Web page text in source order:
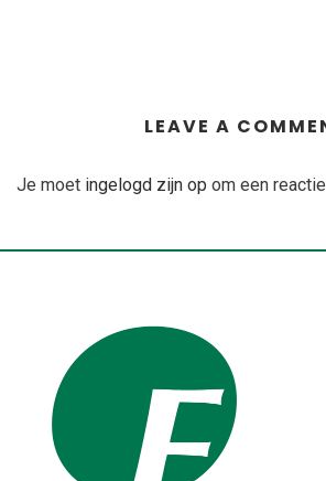
LEAVE A
Je moet ingelogd zijn op om een